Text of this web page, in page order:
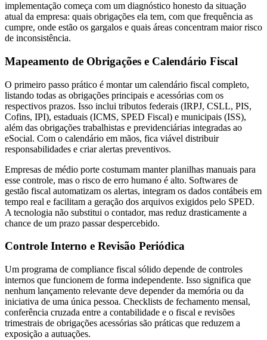
implementação começa com um diagnóstico honesto da situação
atual da empresa: quais obrigações ela tem, com que frequência as
cumpre, onde estão os gargalos e quais áreas concentram maior risco
de inconsistência.
Mapeamento de Obrigações e Calendário Fiscal
O primeiro passo prático é montar um calendário fiscal completo,
listando todas as obrigações principais e acessórias com os
respectivos prazos. Isso inclui tributos federais (IRPJ, CSLL, PIS,
Cofins, IPI), estaduais (ICMS, SPED Fiscal) e municipais (ISS),
além das obrigações trabalhistas e previdenciárias integradas ao
eSocial. Com o calendário em mãos, fica viável distribuir
responsabilidades e criar alertas preventivos.
Empresas de médio porte costumam manter planilhas manuais para
esse controle, mas o risco de erro humano é alto. Softwares de
gestão fiscal automatizam os alertas, integram os dados contábeis em
tempo real e facilitam a geração dos arquivos exigidos pelo SPED.
A tecnologia não substitui o contador, mas reduz drasticamente a
chance de um prazo passar despercebido.
Controle Interno e Revisão Periódica
Um programa de compliance fiscal sólido depende de controles
internos que funcionem de forma independente. Isso significa que
nenhum lançamento relevante deve depender da memória ou da
iniciativa de uma única pessoa. Checklists de fechamento mensal,
conferência cruzada entre a contabilidade e o fiscal e revisões
trimestrais de obrigações acessórias são práticas que reduzem a
exposição a autuações.